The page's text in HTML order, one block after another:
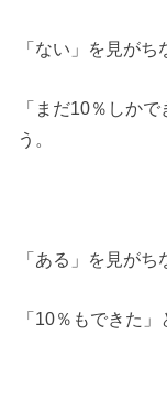
「ない」を見がち
「まだ10％しか
う。
「ある」を見がち
「10％もできた」